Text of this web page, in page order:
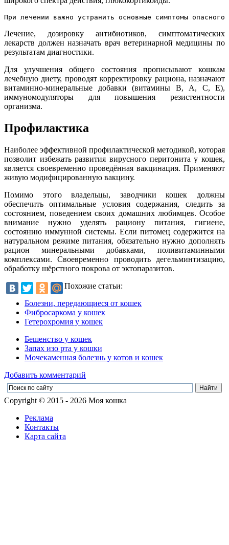
При лечении важно устранить основные симптомы
Лечение, дозировку антибиотиков, симптоматических
лекарств должен назначать врач ветеринарной медицины по
результатам диагностики.
Для улучшения общего состояния прописывают кошкам
лечебную диету, проводят корректировку рациона, назначают
витаминно-минеральные добавки (витамины В, А, С, Е),
иммуномодуляторы для повышения резистентности
организма.
Профилактика
Наиболее эффективной профилактической методикой, которая
позволит избежать развития вирусного перитонита у кошек,
является своевременно проведённая вакцинация. Применяют
живую модифицированную вакцину.
Помимо этого владельцы, заводчики кошек должны
обеспечить оптимальные условия содержания, следить за
состоянием, поведением своих домашних любимцев. Особое
внимание нужно уделять рациону питания, гигиене,
состоянию иммунной системы. Если питомец содержится на
натуральном режиме питания, обязательно нужно дополнять
рацион минеральными добавками, поливитаминными
комплексами. Своевременно проводить дегельминтизацию,
обработку шёрстного покрова от эктопаразитов.
Похожие статьи:
Болезни, передающиеся от кошек
Фибросаркома у кошек
Гетерохромия у кошек
Бешенство у кошек
Запах изо рта у кошки
Мочекаменная болезнь у котов и кошек
Добавить комментарий
Copyright © 2015 - 2026 Моя кошка
Реклама
Контакты
Карта сайта